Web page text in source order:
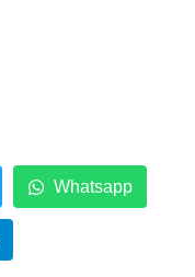
Whatsapp